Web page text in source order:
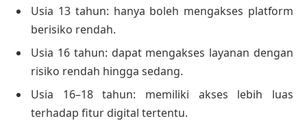
Usia 13 tahun: hanya boleh mengakses platform
berisiko rendah.
Usia 16 tahun: dapat mengakses layanan dengan
risiko rendah hingga sedang.
Usia 16–18 tahun: memiliki akses lebih luas
terhadap fitur digital tertentu.